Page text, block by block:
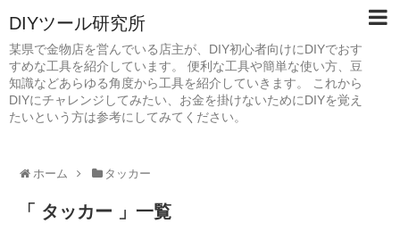
DIYツール研究所
某県で金物店を営んでいる店主が、DIY初心者向けにDIYでおす
すめな工具を紹介しています。 便利な工具や簡単な使い方、豆
知識などあらゆる角度から工具を紹介していきます。 これから
DIYにチャレンジしてみたい、お金を掛けないためにDIYを覚え
たいという方は参考にしてみてください。
ホーム タッカー
「 タッカー 」一覧